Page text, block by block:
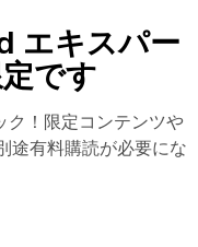
エキスパー
です
ク！限定コンテンツや
途有料購読が必要にな